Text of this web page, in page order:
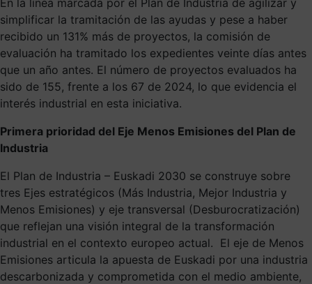
simplificar la tramitación de las ayudas y pese a haber
recibido un 131% más de proyectos, la comisión de
evaluación ha tramitado los expedientes veinte días antes
que un año antes. El número de proyectos evaluados ha
sido de 155, frente a los 67 de 2024, lo que evidencia el
interés industrial en esta iniciativa.
Primera prioridad del Eje Menos Emisiones del Plan de
Industria
El Plan de Industria – Euskadi 2030 se construye sobre
tres Ejes estratégicos (Más Industria, Mejor Industria y
Menos Emisiones) y eje transversal (Desburocratización)
que reflejan una visión integral de la transformación
industrial en el contexto europeo actual. El eje de Menos
Emisiones articula la apuesta de Euskadi por una industria
descarbonizada y comprometida con el medio ambiente,